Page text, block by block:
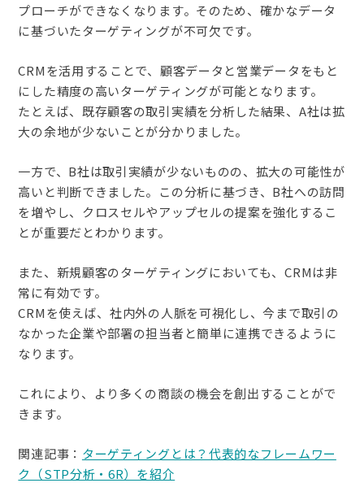
プローチができなくなります。そのため、確かなデータ
に基づいたターゲティングが不可欠です。
CRMを活用することで、顧客データと営業データをもと
にした精度の高いターゲティングが可能となります。
たとえば、既存顧客の取引実績を分析した結果、A社は拡
大の余地が少ないことが分かりました。
一方で、B社は取引実績が少ないものの、拡大の可能性が
高いと判断できました。この分析に基づき、B社への訪問
を増やし、クロスセルやアップセルの提案を強化するこ
とが重要だとわかります。
また、新規顧客のターゲティングにおいても、CRMは非
常に有効です。
CRMを使えば、社内外の人脈を可視化し、今まで取引の
なかった企業や部署の担当者と簡単に連携できるように
なります。
これにより、より多くの商談の機会を創出することがで
きます。
関連記事： ターゲティングとは？代表的なフレームワー
ク（STP分析・6R）を紹介